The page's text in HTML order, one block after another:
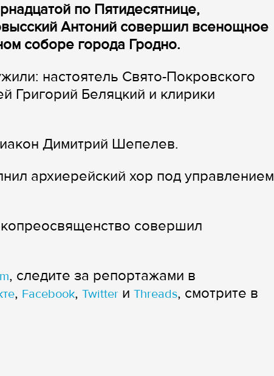
по Пятидесятнице,
Антоний совершил всенощное
соборе города Гродно.
настоятель Свято-Покровского
Григорий Беляцкий и клирики
Димитрий Шепелев.
архиерейский хор под управлением
совершил
, следите за репортажами в
, Facebook, Twitter и Threads, смотрите в